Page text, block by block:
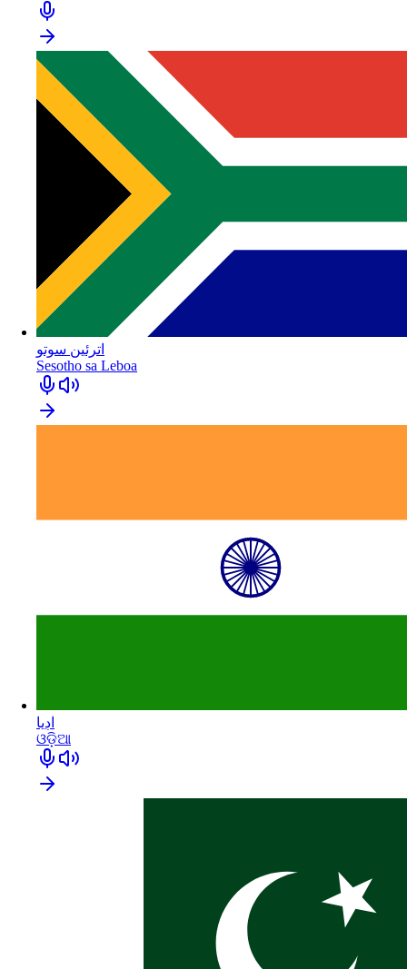
اترئين سوتو
Sesotho sa Leboa
اڊيا
ଓଡ଼ିଆ